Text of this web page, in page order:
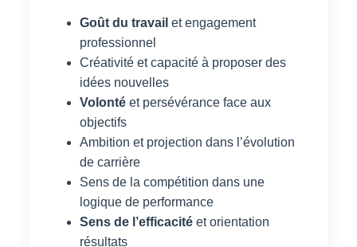
Goût du travail et engagement
professionnel
Créativité et capacité à proposer des
idées nouvelles
Volonté et persévérance face aux
objectifs
Ambition et projection dans l’évolution
de carrière
Sens de la compétition dans une
logique de performance
Sens de l’efficacité et orientation
résultats